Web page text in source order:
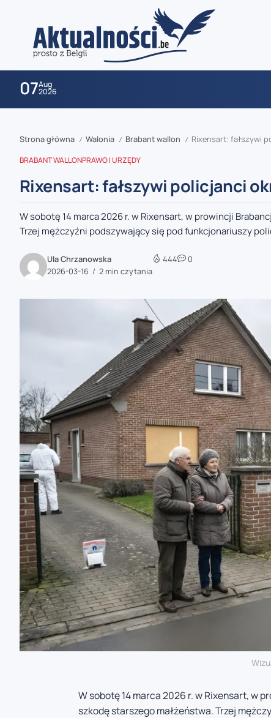
07Aug
2026
zaobserwuj nas
zaobserwuj nas
zaobserwuj nas
Strona główna / Walonia / Brabant wallon / Rixensart: fałszywi
BRABANT WALLONPRAWO I URZĘDY
Rixensart: fałszywi policjanci
W sobotę 14 marca 2026 r. w Rixensart, w prowincji
Trzej mężczyźni podszywający się pod funkcjonariuszy
Ula Chrzanowska
2026-03-16
2 min czytania
444 0
W sobotę 14 marca 2026 r. w Rixensart, w
szkodę starszego małżeństwa. Trzej